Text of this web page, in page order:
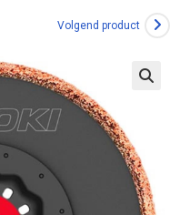
Volgend product